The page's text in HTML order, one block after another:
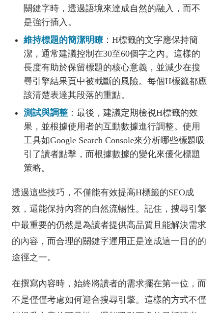
關鍵字時，透過語境來達成自然的融入，而不
是強行插入。
維持標題的簡潔明瞭：H標籤的文字應保持簡
潔，通常建議控制在30至60個字之內。這樣的
長度有助於保留標題的核心意義，並減少在搜
尋引擎結果頁中被截斷的風險。每個H標籤都應
該清楚表達其段落的重點。
測試與調整 ：最後，建議定期檢視H標籤的效
果，並根據使用者的互動數據進行調整。使用
工具如Google Search Console來分析哪些標題吸
引了讀者點擊，而根據數據的變化來優化標題
策略。
透過這些技巧，不僅能有效提高H標籤的SEO成
效，還能保持內容的自然流暢性。記住，搜尋引擎
中最重要的仍然是為讀者提供高品質且能解決需求
的內容，而合理的關鍵字運用正是達成這一目的的
途徑之一。
在撰寫內容時，始終將讀者的需求擺在第一位，而
不是僅僅考慮如何迎合搜尋引擎。這樣的方式不僅